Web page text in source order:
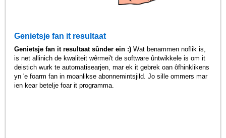
Genietsje fan it resultaat
Genietsje fan it resultaat sûnder ein :) Wat benammen noflik is,
is net allinich de kwaliteit wêrmei't de software ûntwikkele is om it
deistich wurk te automatisearjen, mar ek it gebrek oan ôfhinklikens
yn 'e foarm fan in moanlikse abonnemintsjild. Jo sille ommers mar
ien kear betelje foar it programma.